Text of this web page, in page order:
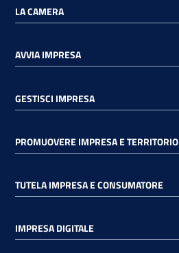
LA CAMERA
AVVIA IMPRESA
GESTISCI IMPRESA
PROMUOVERE IMPRESA E TERRITORIO
TUTELA IMPRESA E CONSUMATORE
IMPRESA DIGITALE